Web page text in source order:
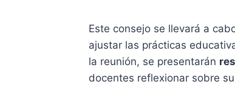
Este consejo se llevará a
ajustar las prácticas
la reunión, se presentarán
docentes reflexionar sobre